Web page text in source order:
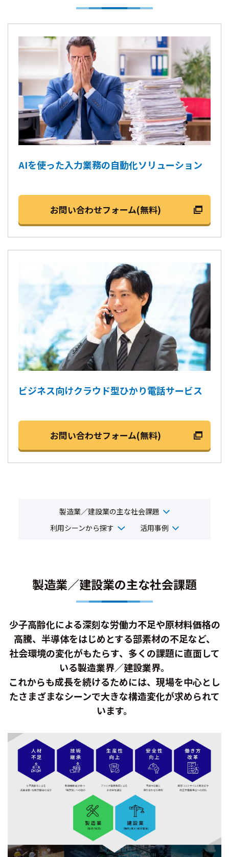
AIを使った入力業務の自動化ソリューション
お問い合わせフォーム(無料)
ビジネス向けクラウド型ひかり電話サービス
お問い合わせフォーム(無料)
製造業／建設業の主な社会課題
利用シーンから探す
活用事例
製造業／建設業の主な社会課題
少子高齢化による深刻な労働力不足や原材料価格の
高騰、半導体をはじめとする部素材の不足など、
社会環境の変化がもたらす、多くの課題に直面して
いる製造業界／建設業界。
これからも成長を続けるためには、現場を中心とし
たさまざまなシーンで大きな構造変化が求められて
います。